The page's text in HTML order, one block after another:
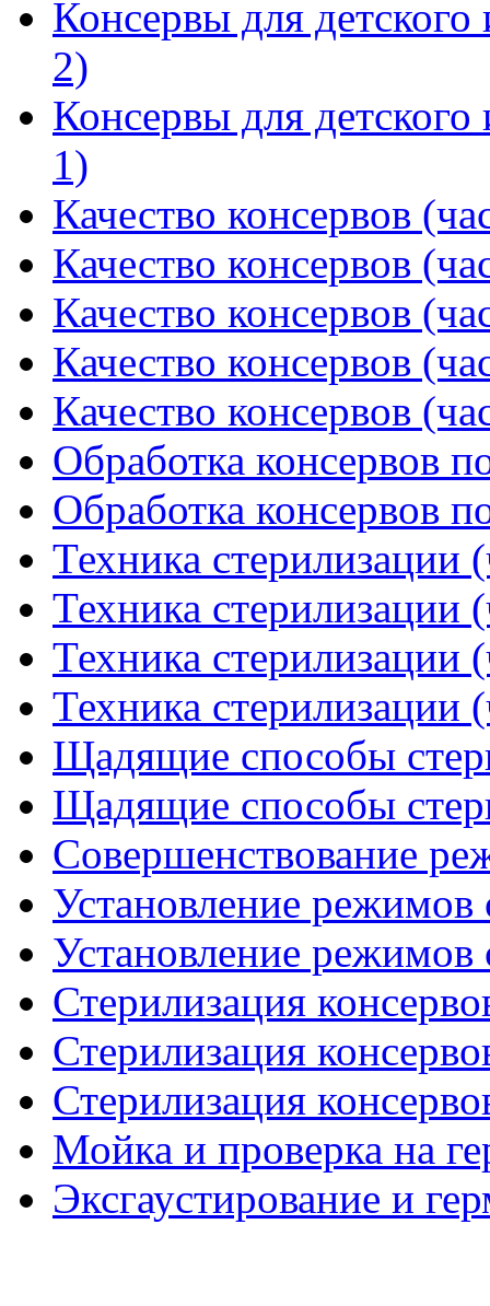
Консервы для детского
2)
Консервы для детского
1)
Качество консервов
Качество консервов
Качество консервов
Качество консервов
Качество консервов
Обработка консервов
Обработка консервов
Техника стерилизации
Техника стерилизации
Техника стерилизации
Техника стерилизации
Щадящие способы
Щадящие способы
Совершенствование
Установление режимов
Установление режимов
Стерилизация
Стерилизация
Стерилизация
Мойка и проверка на
Эксгаустирование и